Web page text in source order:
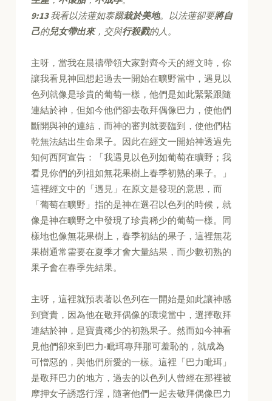
9:13我看以法蓮如泰爾栽於美地。以法蓮卻要將自
己的兒女帶出來，交與行殺戮的人。
主呀，當我在晨禱帶領大家對齊今天的經文時，你
讓我看見神回想起過去一開始在曠野當中，遇見以
色列就像是珍貴的葡萄一樣，他們是如此緊緊跟隨
連結於神，但如今他們卻去敬拜偶像巴力，使他們
斷開與神的連結，而神的審判就要臨到，使他們枯
乾無法結出生命果子。因此在經文一開始神透過先
知何西阿宣告：「我遇見以色列如葡萄在曠野；我
看見你們的列祖如無花果樹上春季初熟的果子。」
這裡經文中的「遇見」在原文是發現的意思，而
「葡萄在曠野」指的是神在選召以色列的時候，就
像是神在曠野之中發現了珍貴稀少的葡萄一樣。同
樣地也像無花果樹上，春季初結的果子，這裡無花
果樹通常需要在夏季才會大量結果，而少數初熟的
果子會在春季先結果。
主呀，這裡就預表著以色列在一開始是如此讓神感
到寶貴，因為他在敬拜偶像的環境當中，選擇敬拜
連結於神，是寶貴稀少的初熟果子。然而如今神看
見他們卻來到巴力‧毗珥專拜那可羞恥的，就成為
可憎惡的，與他們所愛的一樣。這裡「巴力毗珥」
是敬拜巴力的地方，過去的以色列人曾經在那裡被
摩押女子誘惑行淫，隨著他們一起去敬拜偶像巴力